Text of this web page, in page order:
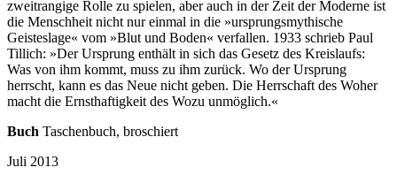
zweitrangige Rolle zu spielen, aber auch in der Zeit der Moderne ist
die Menschheit nicht nur einmal in die »ursprungsmythische
Geisteslage« vom »Blut und Boden« verfallen. 1933 schrieb Paul
Tillich: »Der Ursprung enthält in sich das Gesetz des Kreislaufs:
Was von ihm kommt, muss zu ihm zurück. Wo der Ursprung
herrscht, kann es das Neue nicht geben. Die Herrschaft des Woher
macht die Ernsthaftigkeit des Wozu unmöglich.«
Buch Taschenbuch, broschiert
Juli 2013